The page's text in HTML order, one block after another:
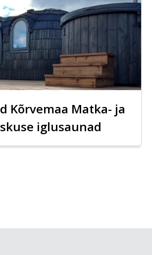
Kõrvemaa Matka- ja
iglusaunad